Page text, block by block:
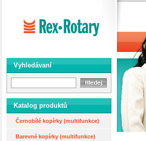
Vyhledávaní
Katalog produktů
Černobílé kopírky (multifunkce)
Barevné kopírky (multifunkce)